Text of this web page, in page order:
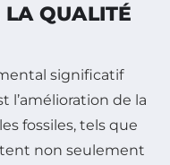
QUALITÉ
significatif
l’amélioration de la
fossiles, tels que
non seulement